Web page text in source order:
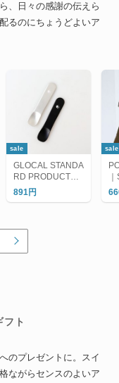
、日々の感謝の伝えら
るのにちょうどよいア
sale
GLOCAL STANDA
RD PRODUCTS
｜ツバメ アイスク
リームスプーン/ア
891円
sale
フト
のプレゼントに。スイ
ながらセンスのよいア